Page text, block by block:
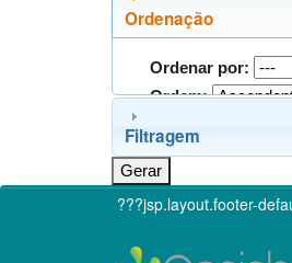
Ordenação
Ordenar por:
Ordem:
Filtragem
???jsp.layout.footer-